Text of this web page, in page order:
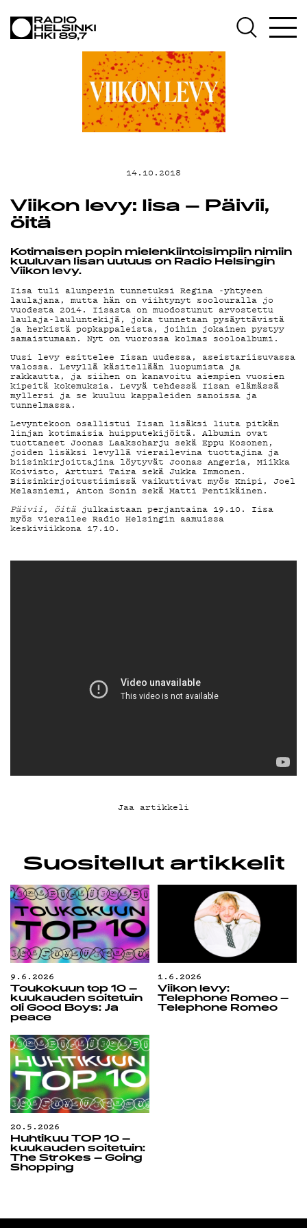
OHJELMAT
TEKIJÄT
ON-DEMAND
PODCAST
MAINOSTA
G LIVELAB
14.10.2018
Viikon levy: Iisa – Päivii,
öitä
Kotimaisen popin mielenkiintoisimpiin nimiin
kuuluvan Iisan uutuus on Radio Helsingin
Viikon levy.
Iisa tuli alunperin tunnetuksi Regina -yhtyeen
laulajana, mutta hän on viihtynyt soolouralla jo
vuodesta 2014. Iisasta on muodostunut arvostettu
laulaja-lauluntekijä, joka tunnetaan pysäyttävistä
ja herkistä popkappaleista, joihin jokainen pystyy
samaistumaan. Nyt on vuorossa kolmas sooloalbumi.
Uusi levy esittelee Iisan uudessa, aseistariisuvassa
valossa. Levyllä käsitellään luopumista ja
rakkautta, ja siihen on kanavoitu aiempien vuosien
kipeitä kokemuksia. Levyä tehdessä Iisan elämässä
myllersi ja se kuuluu kappaleiden sanoissa ja
tunnelmassa.
Levyntekoon osallistui Iisan lisäksi liuta pitkän
linjan kotimaisia huipputekijöitä. Albumin ovat
tuottaneet Joonas Laaksoharju sekä Eppu Kosonen,
joiden lisäksi levyllä vierailevina tuottajina ja
biisinkirjoittajina löytyvät Joonas Angeria, Miikka
Koivisto, Artturi Taira sekä Jukka Immonen.
Biisinkirjoitustiimissä vaikuttivat myös Knipi, Joel
Melasniemi, Anton Sonin sekä Matti Pentikäinen.
Päivii, öitä julkaistaan perjantaina 19.10. Iisa
myös vierailee Radio Helsingin aamuissa
keskiviikkona 17.10.
Jaa artikkeli
Suositellut artikkelit
9.6.2026
Toukokuun top 10 –
kuukauden soitetuin
oli Good Boys: Ja
peace
1.6.2026
Viikon levy:
Telephone Romeo –
Telephone Romeo
20.5.2026
Huhtikuu TOP 10 –
kuukauden soitetuin:
The Strokes – Going
Shopping